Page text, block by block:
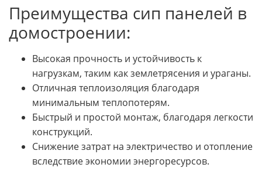
Преимущества сип панелей в
домостроении:
Высокая прочность и устойчивость к
нагрузкам, таким как землетрясения и ураганы.
Отличная теплоизоляция благодаря
минимальным теплопотерям.
Быстрый и простой монтаж, благодаря легкости
конструкций.
Снижение затрат на электричество и отопление
вследствие экономии энергоресурсов.